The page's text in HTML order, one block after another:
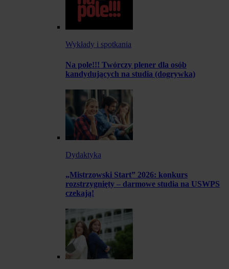
Wykłady i spotkania
Na pole!!! Twórczy plener dla osób
kandydujących na studia (dogrywka)
Dydaktyka
„Mistrzowski Start” 2026: konkurs
rozstrzygnięty – darmowe studia na USWPS
czekają!